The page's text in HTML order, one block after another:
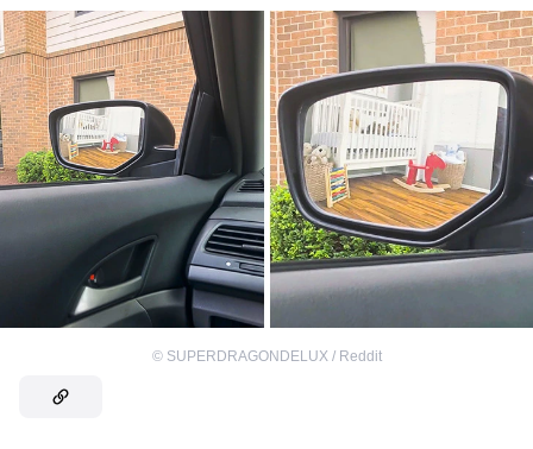
© SUPERDRAGONDELUX / Reddit